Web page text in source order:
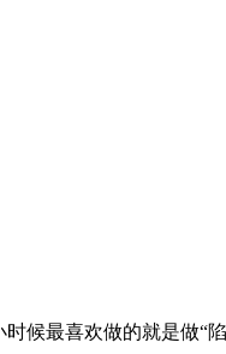
候最喜欢做的就是做“